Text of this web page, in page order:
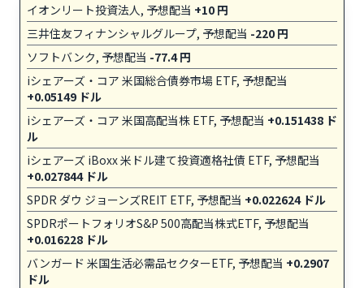
イオンリート投資法人, 予想配当 +10 円
三井住友フィナンシャルグループ, 予想配当 -220 円
ソフトバンク, 予想配当 -77.4 円
iシェアーズ・コア 米国総合債券市場 ETF, 予想配当
+0.05149 ドル
iシェアーズ・コア 米国高配当株 ETF, 予想配当 +0.151438 ド
ル
iシェアーズ iBoxx 米ドル建て投資適格社債 ETF, 予想配当
+0.027844 ドル
SPDR ダウ ジョーンズREIT ETF, 予想配当 +0.022624 ドル
SPDRポートフォリオS&P 500高配当株式ETF, 予想配当
+0.016228 ドル
バンガード 米国生活必需品セクターETF, 予想配当 +0.2907
ドル